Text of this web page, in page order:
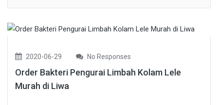
2020-06-29 No Responses
Order Bakteri Pengurai Limbah Kolam Lele
Murah di Liwa